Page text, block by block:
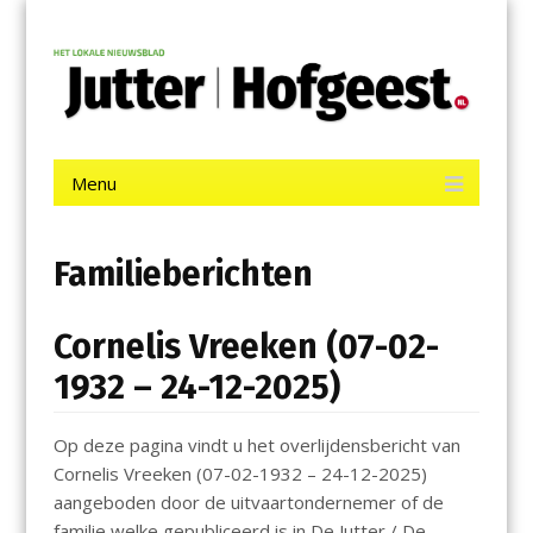
contentJutter | Hofgeest
Menu
Familieberichten
Cornelis Vreeken (07-02-
1932 – 24-12-2025)
Op deze pagina vindt u het overlijdensbericht van
Cornelis Vreeken (07-02-1932 – 24-12-2025)
aangeboden door de uitvaartondernemer of de